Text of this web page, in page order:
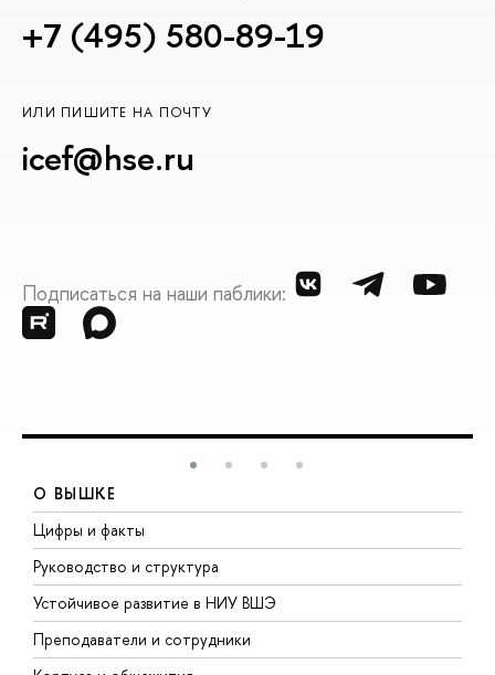
+7 (495) 580-89-19
ИЛИ ПИШИТЕ НА ПОЧТУ
icef@hse.ru
Подписаться на наши паблики:
О ВЫШКЕ
Цифры и факты
Руководство и структура
Устойчивое развитие в НИУ ВШЭ
Преподаватели и сотрудники